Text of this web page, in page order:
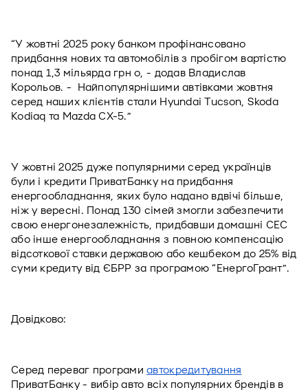
“У жовтні 2025 року банком профінансовано
придбання нових та автомобілів з пробігом вартістю
понад 1,3 мільярда грн о, - додав Владислав
Корольов. -  Найпопулярнішими автівками жовтня
серед наших клієнтів стали Hyundai Tucson, Skoda
Kodiaq та Mazda CX-5.”
У жовтні 2025 дуже популярними серед українців
були і кредити ПриватБанку на придбання
енергообладнання, яких було надано вдвічі більше,
ніж у вересні. Понад 130 сімей змогли забезпечити
свою енергонезалежність, придбавши домашні СЕС
або інше енергообладнання з повною компенсацію
відсоткової ставки державою або кешбеком до 25% від
суми кредиту від ЄБРР за програмою “ЕнергоГрант”.
Довідково:
Серед переваг програми автокредитування
ПриватБанку - вибір авто всіх популярних брендів в